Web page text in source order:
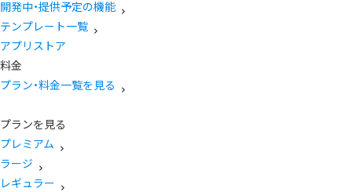
開発中・提供予定の機能
テンプレート一覧
アプリストア
料金
プラン・料金一覧を見る
プランを見る
プレミアム
ラージ
レギュラー